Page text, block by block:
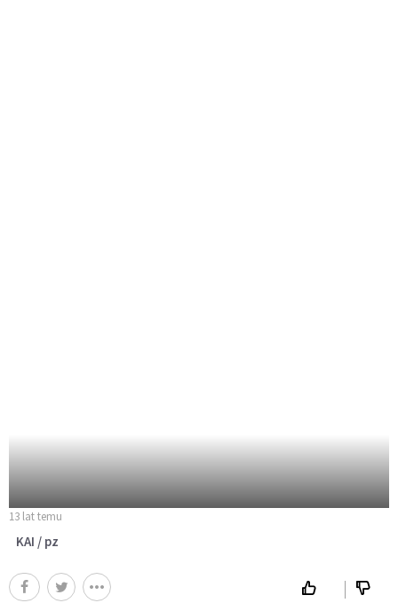
13 lat temu
KAI / pz